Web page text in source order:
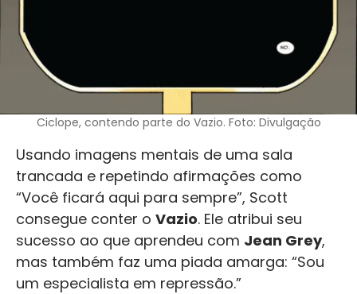
Ciclope, contendo parte do Vazio. Foto: Divulgação
Usando imagens mentais de uma sala
trancada e repetindo afirmações como
“Você ficará aqui para sempre”, Scott
consegue conter o Vazio. Ele atribui seu
sucesso ao que aprendeu com Jean Grey,
mas também faz uma piada amarga: “Sou
um especialista em repressão.”